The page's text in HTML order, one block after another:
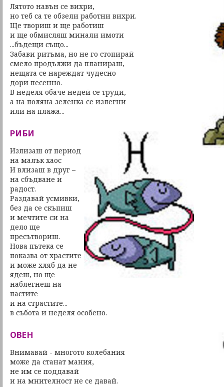
Лятото навън се вихри,
но теб са те обзели работни вихри.
Ще твориш и ще работиш
и ще обмисляш минали имоти
...бъдещи също...
Забави ритъма, но не го стопирай
смело продължи да планираш,
нещата се нареждат чудесно
дори песенно.
В неделя обаче недей се труди,
а на поляна зеленка се излегни
или на плажа...
РИБИ
Излизаш от период
на малък хаос
И влизаш в друг –
на сбъдване и
радост.
Раздавай усмивки,
без да се скъпиш
и мечтите си на
дело ще
пресътвориш.
Нова пътека се
показва от храстите
и може хляб да не
ядеш, но ще
наблегнеш на
пастите
и на страстите...
в събота и неделя особено.
ОВЕН
Внимавай - многото колебания
може да станат мания,
не им се поддавай
и на мнителност не се давай.